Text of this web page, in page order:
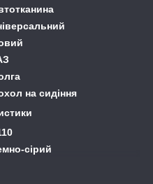
на сидіння
сірий